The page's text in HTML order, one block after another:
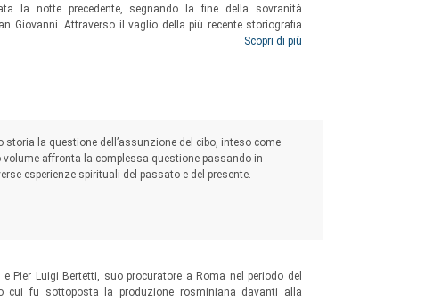
la notte precedente, segnando la fine della sovranità
Giovanni. Attraverso il vaglio della più recente storiografia
in parte inedita, il volume analizza le molteplici cause
francese e rivolge anche a un pubblico di non specialisti
storia giovannita al suo crepuscolo.
Scopri di più
la questione dell’assunzione del cibo, inteso come
affronta la complessa questione passando in
esperienze spirituali del passato e del presente.
Pier Luigi Bertetti, suo procuratore a Roma nel periodo del
cui fu sottoposta la produzione rosminiana davanti alla